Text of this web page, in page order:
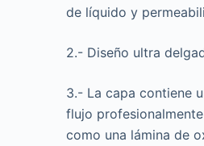
de líquido y
2.- Diseño ultra
3.- La capa contiene
flujo
como una lámina de